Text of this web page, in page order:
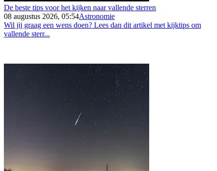
De beste tips voor het kijken naar vallende sterren
08 augustus 2026, 05:54Astronomie
Wil jij graag een wens doen? Lees dan dit artikel met kijktips om
vallende sterr...